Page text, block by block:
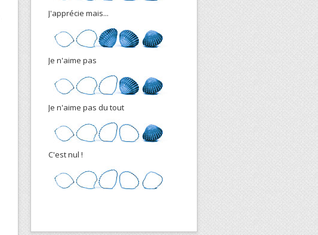
J'apprécie mais...
Je n'aime pas
Je n'aime pas du tout
C'est nul !